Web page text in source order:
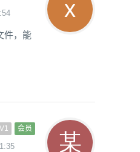
件，能
会员